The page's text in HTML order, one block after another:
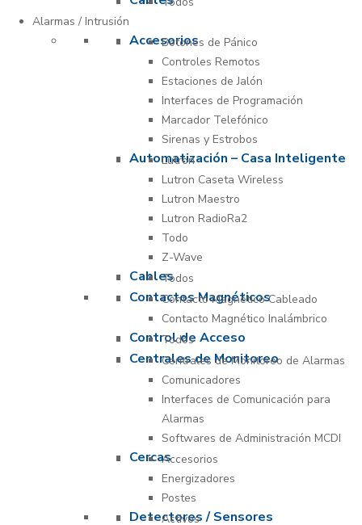
Alarmas / Intrusión
Accesorios
Botones de Pánico
Controles Remotos
Estaciones de Jalón
Interfaces de Programación
Marcador Telefónico
Sirenas y Estrobos
Automatización – Casa Inteligente
Lutron
Lutron Caseta Wireless
Lutron Maestro
Lutron RadioRa2
Todo
Z-Wave
CablesTodos
Contactos Magnéticos
Contacto Magnético Cableado
Contacto Magnético Inalámbrico
Control de Acceso
Todos
Centrales de Monitoreo
Centrales de Monitoreo de Alarmas
Comunicadores
Interfaces de Comunicación para
Alarmas
Softwares de Administración MCDI
CercasAccesorios
Energizadores
Postes
Detectores / Sensores
Activos